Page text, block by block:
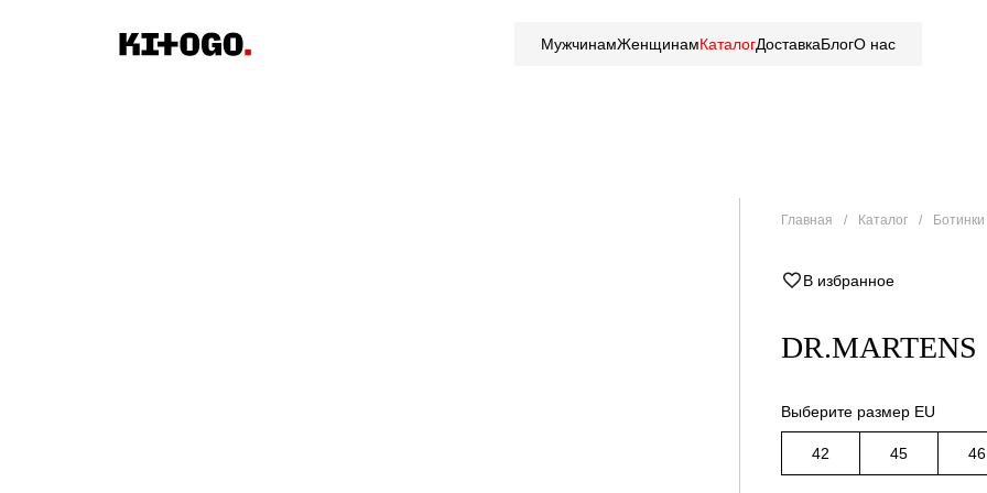
МужчинамЖенщинамКаталогДоставкаБлогО нас
Главная Каталог Ботинки
DR.MARTENS
В избранное
Выберите размер EU
42 45 46